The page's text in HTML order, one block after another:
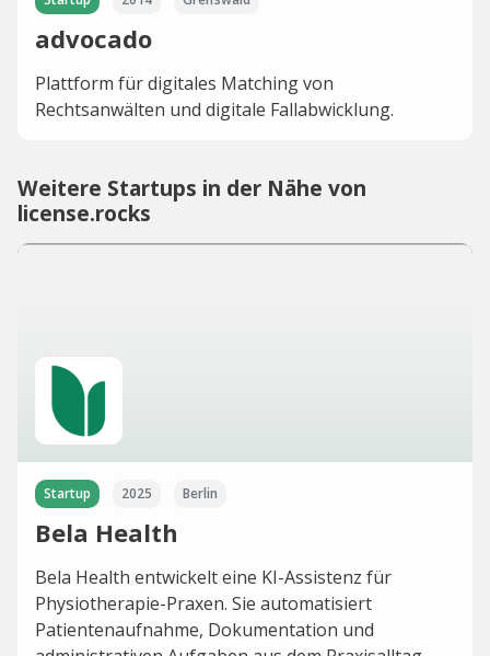
advocado
Plattform für digitales Matching von
Rechtsanwälten und digitale Fallabwicklung.
Weitere Startups in der Nähe von
license.rocks
Startup 2025 Berlin
Bela Health
Bela Health entwickelt eine KI-Assistenz für
Physiotherapie-Praxen. Sie automatisiert
Patientenaufnahme, Dokumentation und